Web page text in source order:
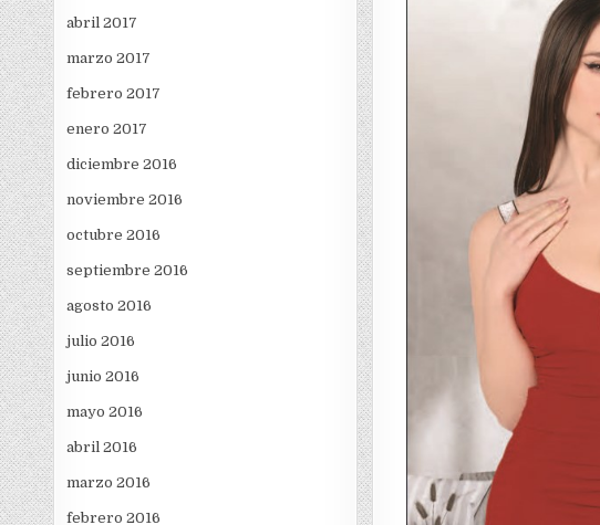
abril 2017
marzo 2017
febrero 2017
enero 2017
diciembre 2016
noviembre 2016
octubre 2016
septiembre 2016
agosto 2016
julio 2016
junio 2016
mayo 2016
abril 2016
marzo 2016
febrero 2016